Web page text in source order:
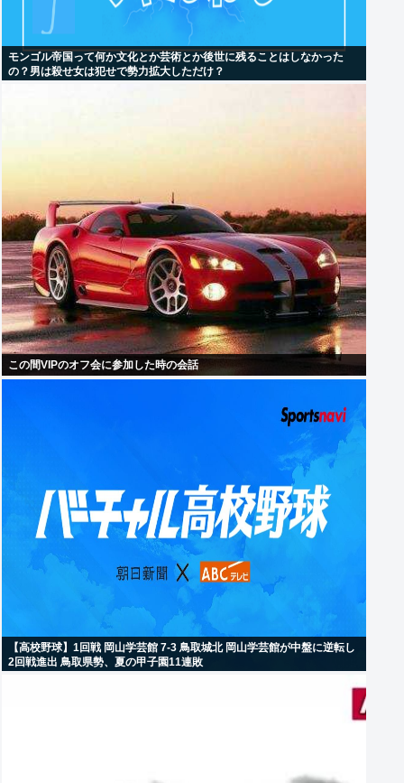
モンゴル帝国って何か文化とか芸術とか後世に残ることはしなかった
の？男は殺せ女は犯せで勢力拡大しただけ？
この間VIPのオフ会に参加した時の会話
【高校野球】1回戦 岡山学芸館 7-3 鳥取城北 岡山学芸館が中盤に逆転し
2回戦進出 鳥取県勢、夏の甲子園11連敗